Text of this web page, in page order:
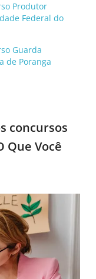
Produtor
Federal do
Guarda
de Poranga
concursos
Que Você